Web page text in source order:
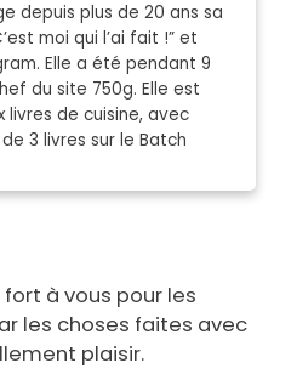
depuis plus de 20 ans sa
moi qui l’ai fait !” et
Elle a été pendant 9
du site 750g. Elle est
livres de cuisine, avec
3 livres sur le Batch
à vous pour les
les choses faites avec
plaisir.